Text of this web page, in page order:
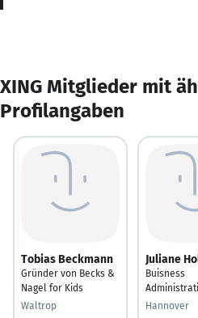
XING Mitglieder mit
Profilangaben
Tobias Beckmann
Gründer von Becks &
Nagel for Kids
Waltrop
Juliane
Buisness
Hannover